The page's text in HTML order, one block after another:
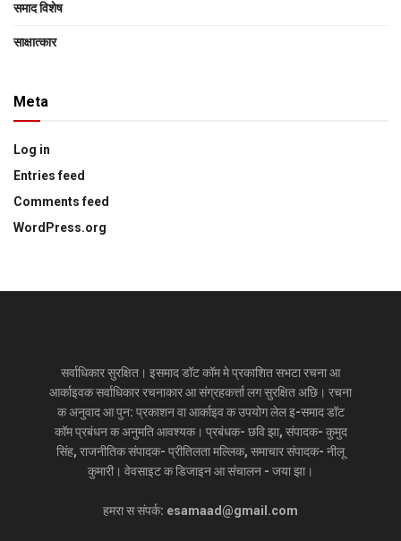
समाद विशेष
साक्षात्‍कार
Meta
Log in
Entries feed
Comments feed
WordPress.org
सर्वाधिकार सुरक्षित। इसमाद डॉट कॉम मे प्रकाशित सभटा रचना आ
आर्काइवक सर्वाधिकार रचनाकार आ संग्रहकर्त्ता लग सुरक्षित अछि। रचना
क अनुवाद आ पुन: प्रकाशन वा आर्काइव क उपयोग लेल इ-समाद डॉट
कॉम प्रबंधन क अनुमति आवश्यक। प्रबंधक- छवि झा, संपादक- कुमुद
सिंह, राजनीतिक संपादक- प्रीतिलता मल्लिक, समाचार संपादक- नीलू
कुमारी। वेवसाइट क डिजाइन आ संचालन - जया झा।
हमरा स संपर्क: esamaad@gmail.com